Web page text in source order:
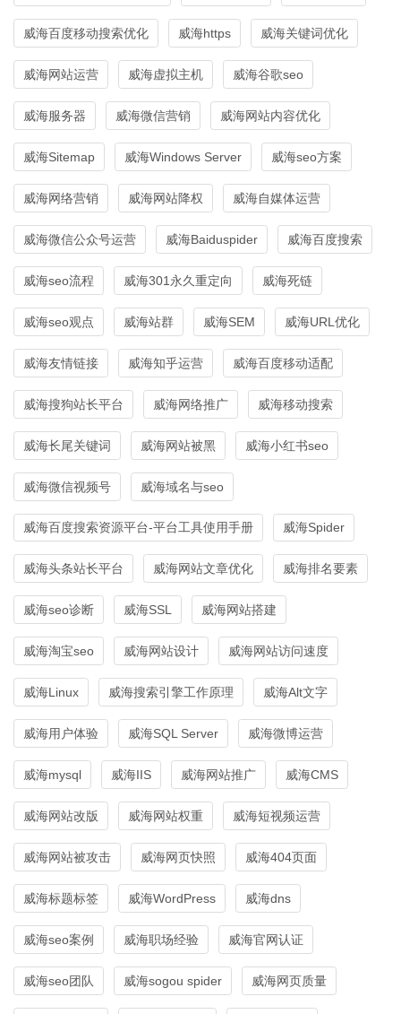
威海百度移动搜索优化 威海https 威海关键词优化
威海网站运营 威海虚拟主机 威海谷歌seo
威海服务器 威海微信营销 威海网站内容优化
威海Sitemap 威海Windows Server 威海seo方案
威海网络营销 威海网站降权 威海自媒体运营
威海微信公众号运营 威海Baiduspider 威海百度搜索
威海seo流程 威海301永久重定向 威海死链
威海seo观点 威海站群 威海SEM 威海URL优化
威海友情链接 威海知乎运营 威海百度移动适配
威海搜狗站长平台 威海网络推广 威海移动搜索
威海长尾关键词 威海网站被黑 威海小红书seo
威海微信视频号 威海域名与seo
威海百度搜索资源平台-平台工具使用手册 威海Spider
威海头条站长平台 威海网站文章优化 威海排名要素
威海seo诊断 威海SSL 威海网站搭建
威海淘宝seo 威海网站设计 威海网站访问速度
威海Linux 威海搜索引擎工作原理 威海Alt文字
威海用户体验 威海SQL Server 威海微博运营
威海mysql 威海IIS 威海网站推广 威海CMS
威海网站改版 威海网站权重 威海短视频运营
威海网站被攻击 威海网页快照 威海404页面
威海标题标签 威海WordPress 威海dns
威海seo案例 威海职场经验 威海官网认证
威海seo团队 威海sogou spider 威海网页质量